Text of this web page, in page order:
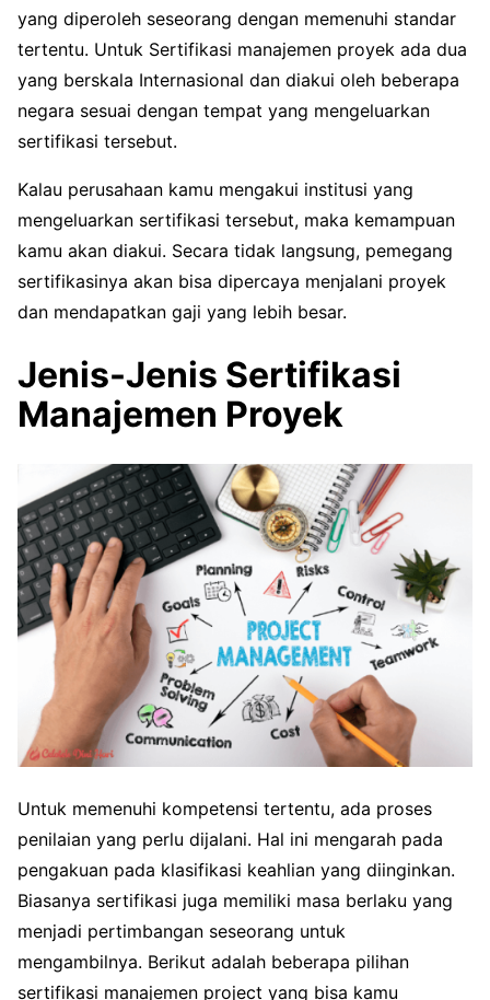
yang diperoleh seseorang dengan memenuhi standar
tertentu. Untuk Sertifikasi manajemen proyek ada dua
yang berskala Internasional dan diakui oleh beberapa
negara sesuai dengan tempat yang mengeluarkan
sertifikasi tersebut.
Kalau perusahaan kamu mengakui institusi yang
mengeluarkan sertifikasi tersebut, maka kemampuan
kamu akan diakui. Secara tidak langsung, pemegang
sertifikasinya akan bisa dipercaya menjalani proyek
dan mendapatkan gaji yang lebih besar.
Jenis-Jenis Sertifikasi
Manajemen Proyek
Untuk memenuhi kompetensi tertentu, ada proses
penilaian yang perlu dijalani. Hal ini mengarah pada
pengakuan pada klasifikasi keahlian yang diinginkan.
Biasanya sertifikasi juga memiliki masa berlaku yang
menjadi pertimbangan seseorang untuk
mengambilnya. Berikut adalah beberapa pilihan
sertifikasi manajemen project yang bisa kamu